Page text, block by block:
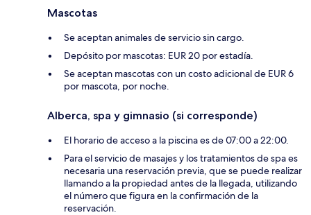
Mascotas
Se aceptan animales de servicio sin cargo.
Depósito por mascotas: EUR 20 por estadía.
Se aceptan mascotas con un costo adicional de EUR 6
por mascota, por noche.
Alberca, spa y gimnasio (si corresponde)
El horario de acceso a la piscina es de 07:00 a 22:00.
Para el servicio de masajes y los tratamientos de spa es
necesaria una reservación previa, que se puede realizar
llamando a la propiedad antes de la llegada, utilizando
el número que figura en la confirmación de la
reservación.